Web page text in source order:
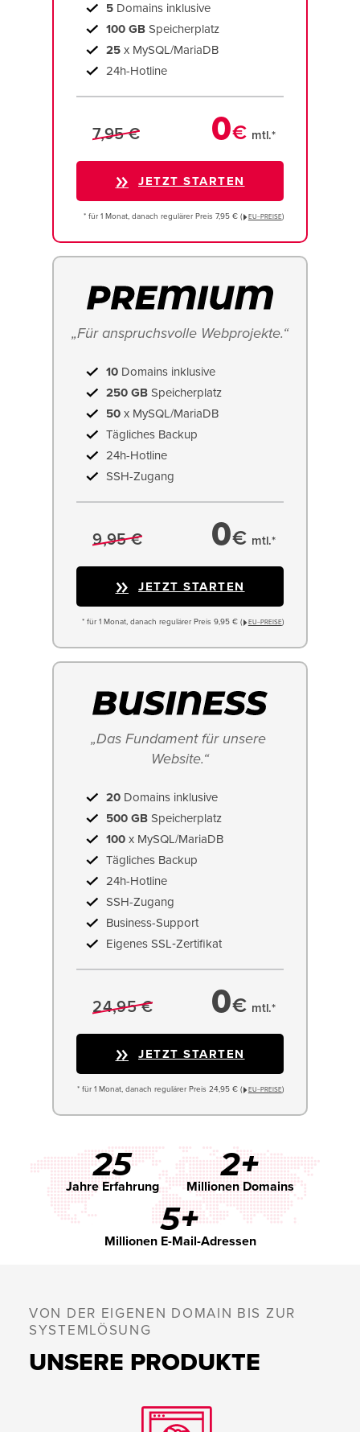
5 Domains inklusive
100 GB Speicherplatz
25 x MySQL/MariaDB
24h-Hotline
7,95 € 0€ mtl.*
JETZT STARTEN
* für 1 Monat, danach regulärer Preis 7,95 € ( EU−PREISE)
„Für anspruchsvolle Webprojekte.“
10 Domains inklusive
250 GB Speicherplatz
50 x MySQL/MariaDB
Tägliches Backup
24h-Hotline
SSH-Zugang
9,95 € 0€ mtl.*
JETZT STARTEN
* für 1 Monat, danach regulärer Preis 9,95 € ( EU−PREISE)
„Das Fundament für unsere
Website.“
20 Domains inklusive
500 GB Speicherplatz
100 x MySQL/MariaDB
Tägliches Backup
24h-Hotline
SSH-Zugang
Business-Support
Eigenes SSL‑Zertifikat
24,95 € 0€ mtl.*
JETZT STARTEN
* für 1 Monat, danach regulärer Preis 24,95 € ( EU−PREISE)
25
Jahre Erfahrung
2+
Millionen Domains
5+
Millionen E-Mail-Adressen
VON DER EIGENEN DOMAIN BIS ZUR
SYSTEMLÖSUNG
UNSERE PRODUKTE